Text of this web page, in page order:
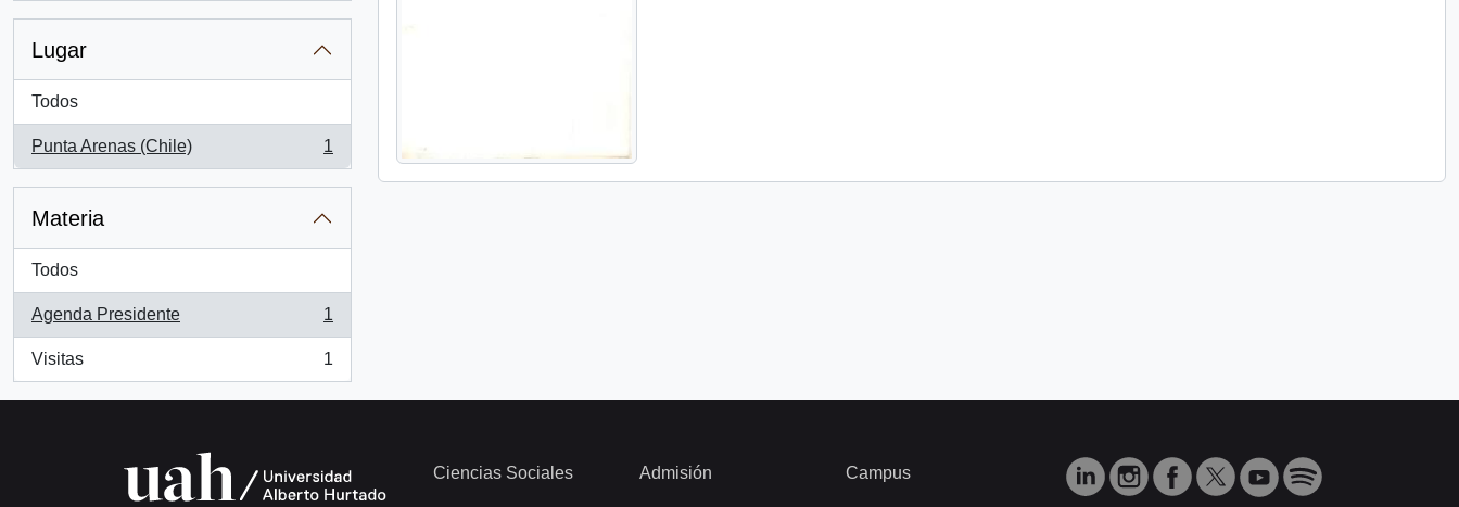
Lugar
Todos
Punta Arenas (Chile)
, 1 resultados
1
Materia
Todos
Agenda Presidente
, 1 resultados
1
Visitas
, 1 resultados
1
Ciencias Sociales Admisión Campus